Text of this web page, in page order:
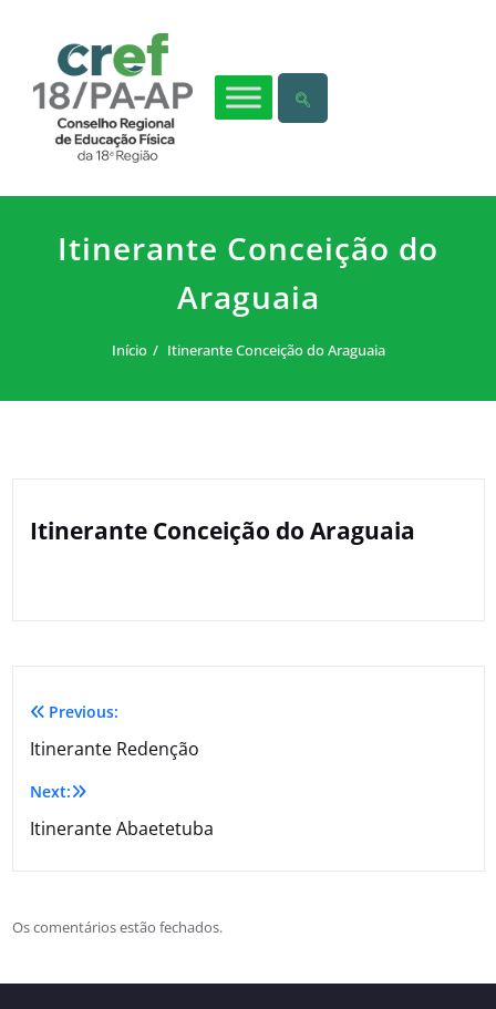
Itinerante Conceição do
Araguaia
Início Itinerante Conceição do Araguaia
Itinerante Conceição do Araguaia
Previous:
Itinerante Redenção
Next:
Itinerante Abaetetuba
Os comentários estão fechados.